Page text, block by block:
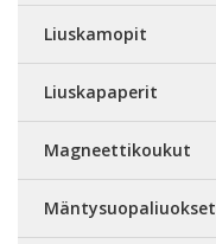
Liuskamopit
Liuskapaperit
Magneettikoukut
Mäntysuopaliuokset